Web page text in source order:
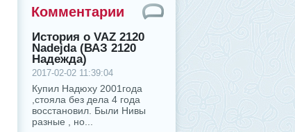
Комментарии
История о VAZ 2120
Nadejda (ВАЗ 2120
Надежда)
2017-02-02 11:39:04
Купил Надюху 2001года
,стояла без дела 4 года
восстановил. Были Нивы
разные , но...